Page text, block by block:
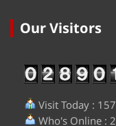
Our Visitors
Visit Today : 157
Who's Online : 2